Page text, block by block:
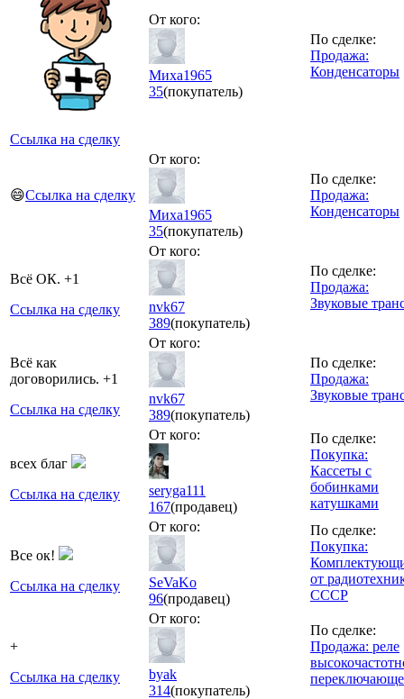
Ссылка на сделку
От кого:
Миха1965
35(покупатель)
По сделке:
Продажа:
Конденсаторы
😄Ссылка на сделку
От кого:
Миха1965
35(покупатель)
По сделке:
Продажа:
Конденсаторы
Всё ОК. +1
Ссылка на сделку
От кого:
nvk67
389(покупатель)
По сделке:
Продажа:
Звуковые
Всё как
договорились. +1
Ссылка на сделку
От кого:
nvk67
389(покупатель)
По сделке:
Продажа:
Звуковые
всех благ
Ссылка на сделку
От кого:
seryga111
167(продавец)
По сделке:
Покупка:
Кассеты c
бобинками
катушками
Все ок!
Ссылка на сделку
От кого:
SeVaKo
96(продавец)
По сделке:
Покупка:
от
СССР
+
Ссылка на сделку
От кого:
byak
314(покупатель)
По сделке:
Продажа: реле